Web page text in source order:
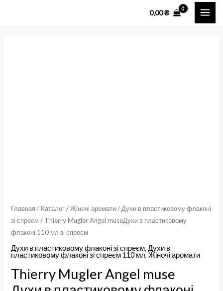
0,00₴
Главная / Каталог/Жіночі аромати/ Духи в пластиковому флаконі
зі спреєм / Thierry Mugler Angel museДухи в пластиковому
флаконі 110 мл зі спреєм
Духи в пластиковому флаконі зі спреєм,Духи в
пластиковому флаконі зі спреєм 110 мл,Жіночі аромати
Thierry Mugler Angel muse
спреєм